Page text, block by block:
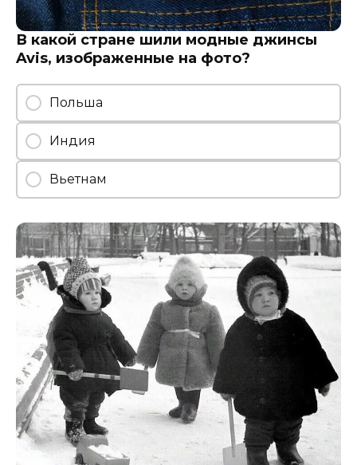
В какой стране шили модные джинсы
Avis, изображенные на фото?
Польша
Индия
Вьетнам